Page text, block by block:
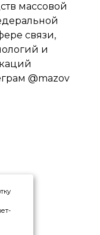
массовой
связи,
и
@mazov